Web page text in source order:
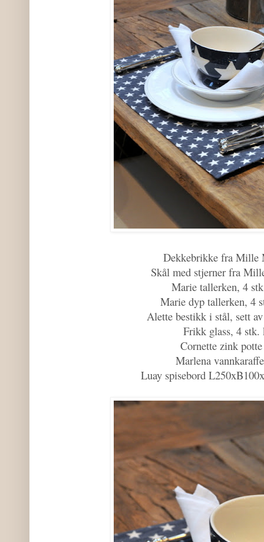
Dekkebrikke fra Mille
Skål med stjerner fra
Marie tallerken, 4
Marie dyp tallerken, 4
Alette bestikk i stål, sett
Frikk glass, 4 stk.
Cornette zink
Marlena
Luay spisebord